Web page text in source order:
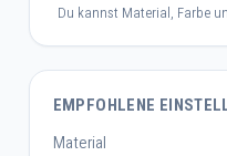
Du kannst Material, Farbe
EMPFOHLENE
Material